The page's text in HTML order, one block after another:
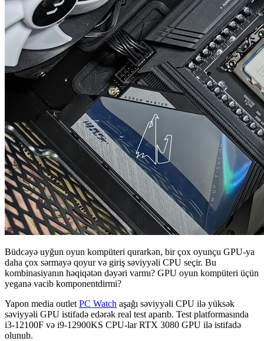
Büdcəyə uyğun oyun kompüteri qurarkən, bir çox oyunçu GPU-ya
daha çox sərmayə qoyur və giriş səviyyəli CPU seçir. Bu
kombinasiyanın həqiqətən dəyəri varmı? GPU oyun kompüteri üçün
yeganə vacib komponentdirmi?
Yapon media outlet PC Watch aşağı səviyyəli CPU ilə yüksək
səviyyəli GPU istifadə edərək real test aparıb. Test platformasında
i3-12100F və i9-12900KS CPU-lar RTX 3080 GPU ilə istifadə
olunub.